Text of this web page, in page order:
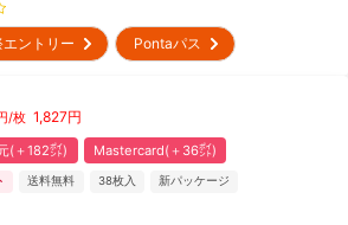
エントリー Pontaパス
/枚 1,827円
(＋182㌽) Mastercard(＋36㌽)
送料無料 38枚入 新パッケージ